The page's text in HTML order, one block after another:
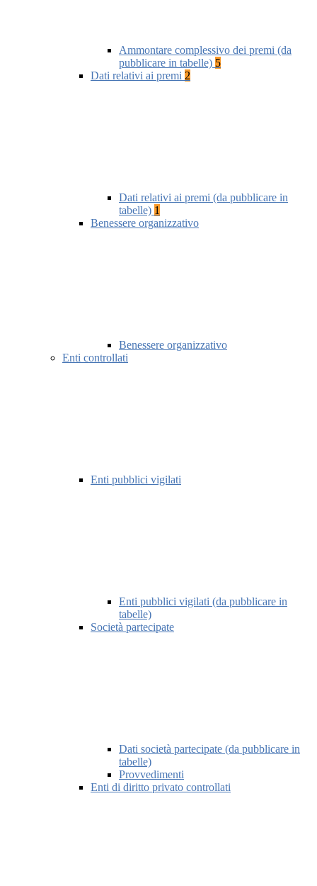
Ammontare complessivo dei premi (da
pubblicare in tabelle) 5
Dati relativi ai premi 2
Dati relativi ai premi (da pubblicare in
tabelle) 1
Benessere organizzativo
Benessere organizzativo
Enti controllati
Enti pubblici vigilati
Enti pubblici vigilati (da pubblicare in
tabelle)
Società partecipate
Dati società partecipate (da pubblicare in
tabelle)
Provvedimenti
Enti di diritto privato controllati